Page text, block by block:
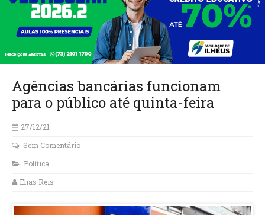
Agências bancárias funcionam
para o público até quinta-feira
27/12/21
Sem Comentário
Política
Elias Reis